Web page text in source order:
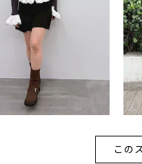
この